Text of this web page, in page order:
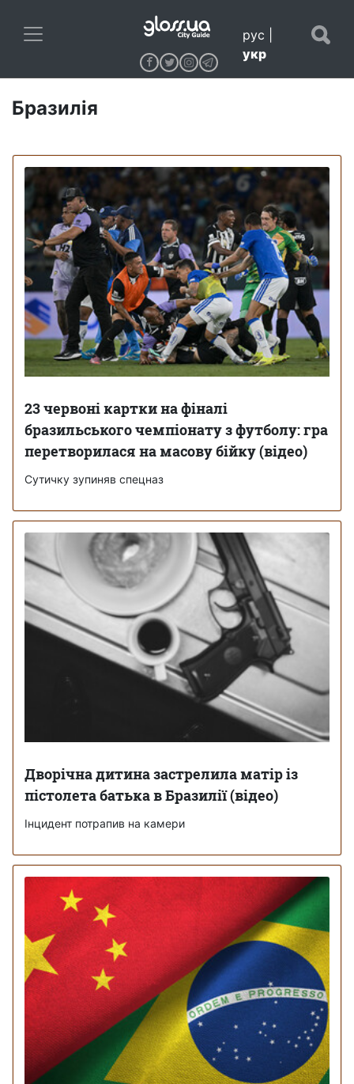
рус
укр
Бразилія
23 червоні картки на фіналі
бразильського чемпіонату з футболу: гра
перетворилася на масову бійку (відео)
Сутичку зупиняв спецназ
Дворічна дитина застрелила матір із
пістолета батька в Бразилії (відео)
Інцидент потрапив на камери